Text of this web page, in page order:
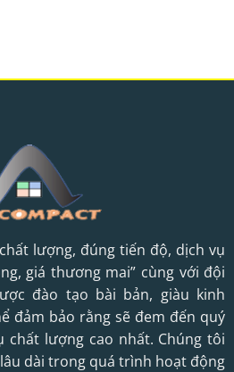
lượng, đúng tiến độ, dịch vụ
giá thương mai” cùng với đội
đào tạo bài bản, giàu kinh
đảm bảo rằng sẽ đem đến quý
chất lượng cao nhất. Chúng tôi
dài trong quá trình hoạt động